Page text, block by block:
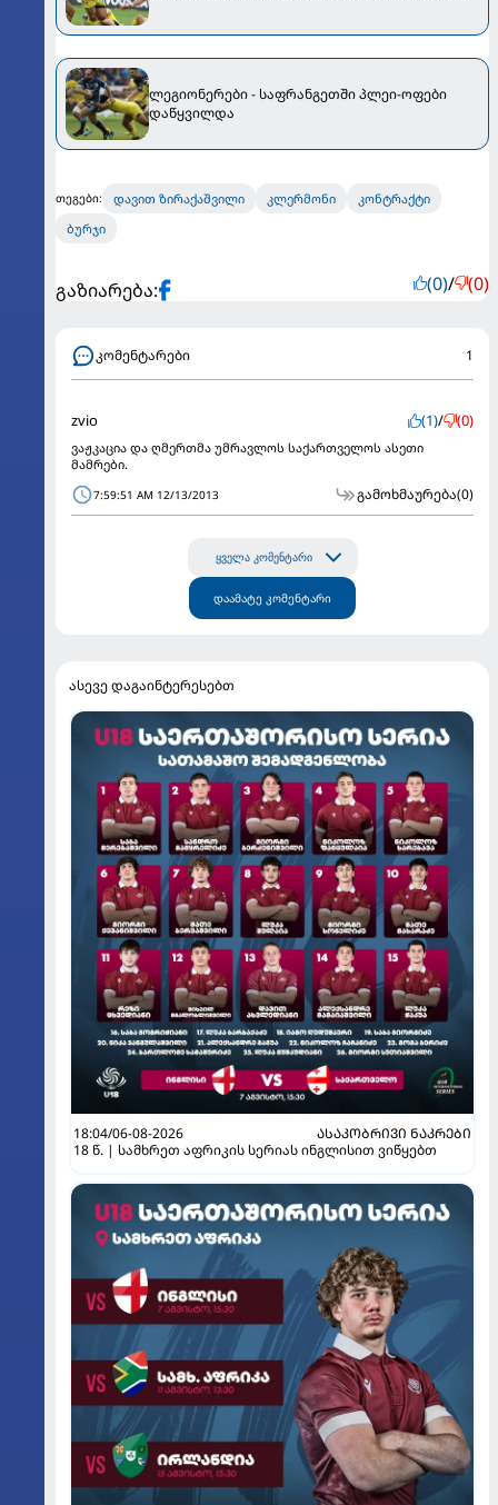
ლეგიონერები - საფრანგეთში პლეი-ოფები
დაწყვილდა
თეგები: დავით ზირაქაშვილი კლერმონი
კონტრაქტი
ბურჯი
გაზიარება: (0)/ (0)
კომენტარები 1
zvio (1)/ (0)
ვაჟკაცია და ღმერთმა უმრავლოს საქართველოს ასეთი
მამრები.
7:59:51 AM 12/13/2013 გამოხმაურება(0)
ყველა კომენტარი
დაამატე კომენტარი
ასევე დაგაინტერესებთ
18:04/06-08-2026
ᲐᲡᲐᲙᲝᲑᲠᲘᲕᲘ ᲜᲐᲙᲠᲔᲑᲘ
18 წ. | სამხრეთ აფრიკის სერიას ინგლისით ვიწყებთ